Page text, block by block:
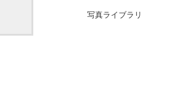
写真ライブラリ